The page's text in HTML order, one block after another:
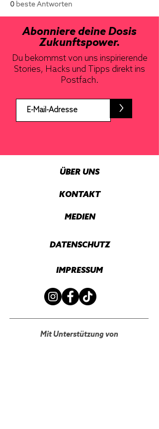
0 beste Antworten
Abonniere deine Dosis
Zukunftspower.
Du bekommst von uns inspirierende
Stories, Hacks und Tipps direkt ins
Postfach.
>
ÜBER UNS
KONTAKT
MEDIEN
DATENSCHUTZ
IMPRESSUM
Mit Unterstützung von